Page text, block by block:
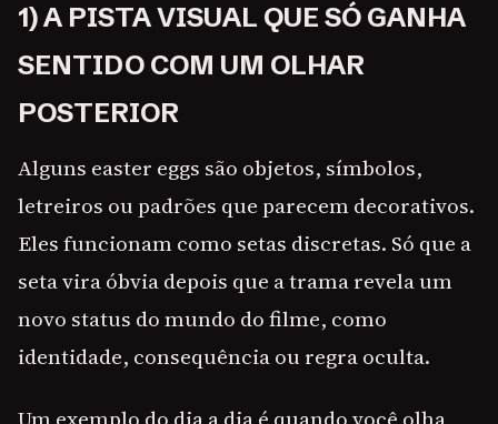
1) A PISTA VISUAL QUE SÓ GANHA
SENTIDO COM UM OLHAR
POSTERIOR
Alguns easter eggs são objetos, símbolos,
letreiros ou padrões que parecem decorativos.
Eles funcionam como setas discretas. Só que a
seta vira óbvia depois que a trama revela um
novo status do mundo do filme, como
identidade, consequência ou regra oculta.